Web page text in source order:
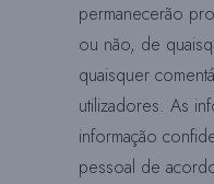
permanecerão
ou não, de
quaisquer
utilizadores. As
informação
pessoal de